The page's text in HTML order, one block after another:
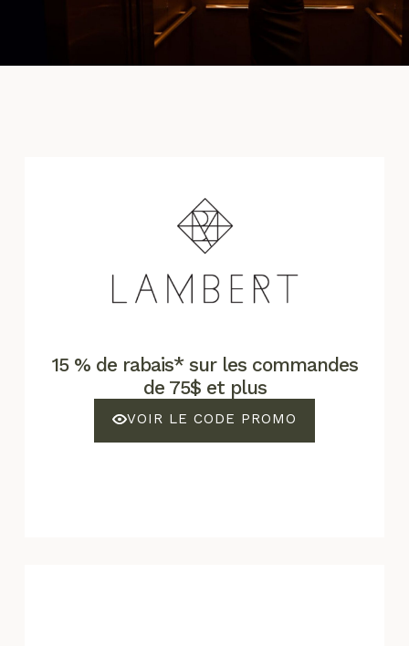
15 % de rabais* sur les commandes
de 75$ et plus
VOIR LE CODE PROMO